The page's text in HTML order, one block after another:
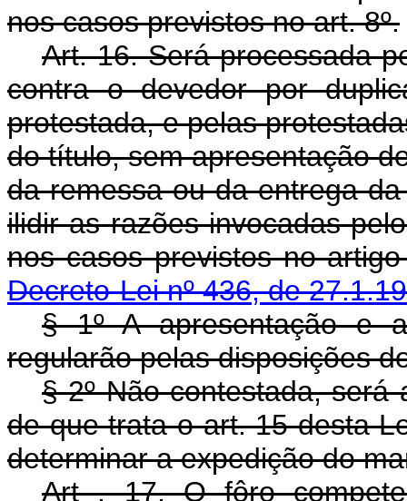
nos casos previstos no art. 8º.
Art. 16. Será processada
contra o devedor por
protestada, e pelas
do título, sem apresentação
da remessa ou da entrega
ilidir as razões invocadas
nos casos previstos
Decreto-Lei nº 436, de
§ 1º A apresentação e
regularão pelas disposições
§ 2º Não contestada,
de que trata o art. 15 desta
determinar a expedição do
Art . 17. O fôro